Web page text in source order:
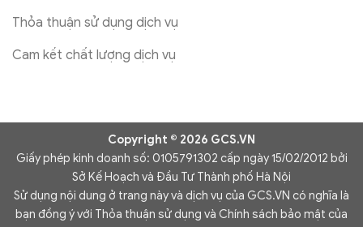
Thỏa thuận sử dụng dịch vụ
Cam kết chất lượng dịch vụ
Copyright © 2026 GCS.VN
Giấy phép kinh doanh số: 0105791302 cấp ngày 15/02/2012 bởi
Sở Kế Hoạch và Đầu Tư Thành phố Hà Nội
Sử dụng nội dung ở trang này và dịch vụ của GCS.VN có nghĩa là
bạn đồng ý với Thỏa thuận sử dụng và Chính sách bảo mật của